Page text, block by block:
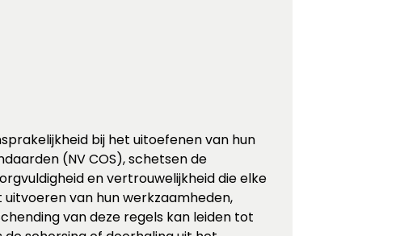
bij het uitoefenen van hun
(NV COS), schetsen de
en vertrouwelijkheid die elke
van hun werkzaamheden,
van deze regels kan leiden tot